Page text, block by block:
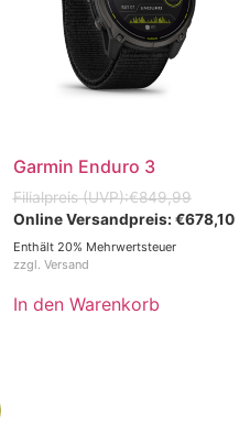
Garmin Enduro 3
€849,99
€678,10
Enthält 20% Mehrwertsteuer
zzgl. Versand
In den Warenkorb